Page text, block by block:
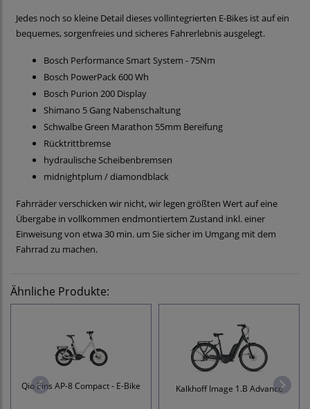
Jedes noch so kleine Detail dieses vollintegrierten E-Bikes ist auf ein
bequemes, sorgenfreies und sicheres Fahrerlebnis ausgelegt.
Bosch Performance Smart System - 75Nm
Bosch PowerPack 600 Wh
Bosch Purion 200 Display
Shimano 5 Gang Nabenschaltung
Schwalbe Green Marathon 55mm Bereifung
Rücktrittbremse
hydraulische Scheibenbremsen
midnightplum / diamondblack
Fahrräder verschicken wir nicht, wir legen größten Wert auf eine
Übergabe in vollkommen endmontiertem Zustand inkl. einer
Einweisung von etwa 30 min. um Sie sicher im Umgang mit dem
Fahrrad zu machen.
Ähnliche Produkte:
Qio Eins AP-8 Compact - E-Bike Kalkhoff Image 1.B Advance